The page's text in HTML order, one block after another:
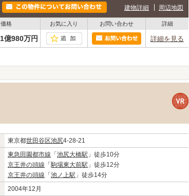
建物詳細 周辺地図
価格 お気に入り お問い合わせ 詳細
1億980万円 詳細を見る
東京都世田谷区池尻4-28-21
東急田園都市線 「 池尻大橋駅 」徒歩10分
京王井の頭線 「駒場東大前駅 」徒歩12分
京王井の頭線 「 池ノ上駅 」徒歩14分
2004年12月